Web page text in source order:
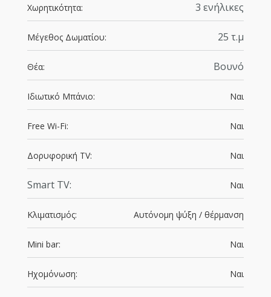
Χωρητικότητα: 3 ενήλικες
Μέγεθος Δωματίου: 25 τ.μ
Θέα: Βουνό
Ιδιωτικό Μπάνιο: Ναι
Free Wi-Fi: Ναι
Δορυφορική TV: Ναι
Smart TV: Ναι
Κλιματισμός: Αυτόνομη ψύξη / θέρμανση
Mini bar: Ναι
Ηχομόνωση: Ναι